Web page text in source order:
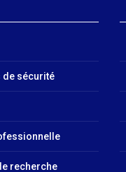
de sécurité
recherche